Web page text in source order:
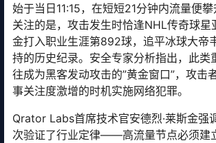
始于当日11:15，在短短21分钟内流量便
关注的是，攻击发生时恰逢NHL传奇球星
金打入职业生涯第892球，追平冰球大帝
持的历史纪录。安全专家分析指出，此类
往成为黑客发动攻击的”黄金窗口”，攻击
事关注度激增的时机实施网络犯罪。
Qrator Labs首席技术官安德烈·莱斯金强
次验证了行业定律——高流量节点必须建